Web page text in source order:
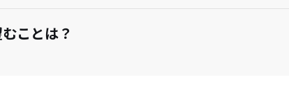
ことは？